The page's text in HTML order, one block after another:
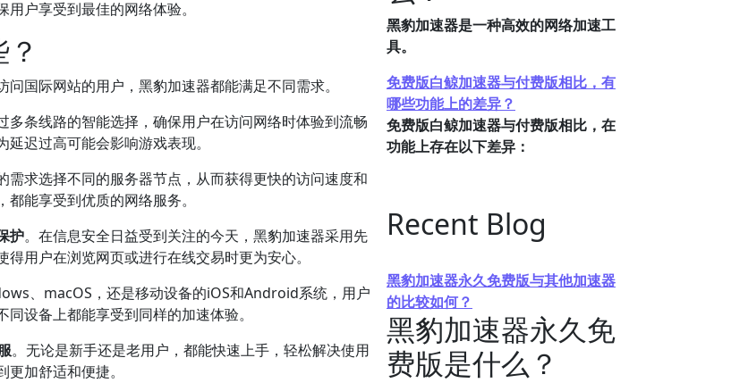
户享受到最佳的网络体验。
国际网站的用户，黑豹加速器都能满足不同需求。
多条线路的智能选择，确保用户在访问网络时体验到流畅
迟过高可能会影响游戏表现。
需求选择不同的服务器节点，从而获得更快的访问速度和
能享受到优质的网络服务。
护。在信息安全日益受到关注的今天，黑豹加速器采用先
用户在浏览网页或进行在线交易时更为安心。
、macOS，还是移动设备的iOS和Android系统，用户
设备上都能享受到同样的加速体验。
。无论是新手还是老用户，都能快速上手，轻松解决使用
加舒适和便捷。
黑豹加速器是一种高效的网络加速工
具。
免费版白鲸加速器与付费版相比，有
哪些功能上的差异？
免费版白鲸加速器与付费版相比，在
功能上存在以下差异：
Recent Blog
黑豹加速器永久免费版与其他加速器
的比较如何？
黑豹加速器永久免
费版是什么？